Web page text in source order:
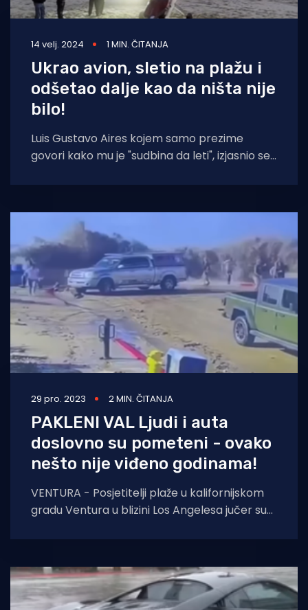
14 velj. 2024 1 MIN. ČITANJA
Ukrao avion, sletio na plažu i
odšetao dalje kao da ništa nije
bilo!
Luis Gustavo Aires kojem samo prezime
govori kako mu je "sudbina da leti", izjasnio se
29 pro. 2023 2 MIN. ČITANJA
PAKLENI VAL Ljudi i auta
doslovno su pometeni - ovako
nešto nije viđeno godinama!
VENTURA - Posjetitelji plaže u kalifornijskom
gradu Ventura u blizini Los Angelesa jučer su